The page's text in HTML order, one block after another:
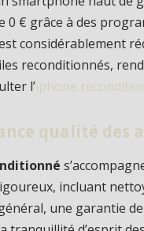
€ grâce à des
considérablement
reconditionnés,
l’iphone
qualité des
incluant
une garantie de